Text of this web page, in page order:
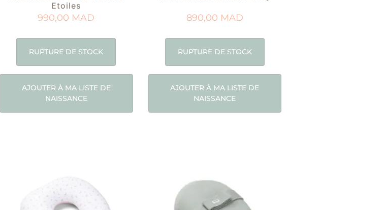
Etoiles
990,00 MAD
RUPTURE DE STOCK
AJOUTER À MA LISTE DE
NAISSANCE
890,00 MAD
RUPTURE DE STOCK
AJOUTER À MA LISTE DE
NAISSANCE